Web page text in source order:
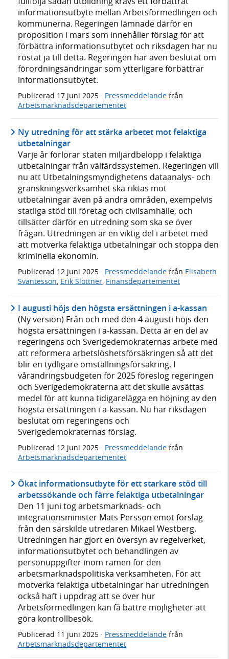
informationsutbyte mellan Arbetsförmedlingen och
kommunerna. Regeringen lämnade därför en
proposition i mars som innehåller förslag för att
förbättra informationsutbytet och riksdagen har nu
röstat ja till detta. Regeringen har även beslutat om
förordningsändringar som ytterligare förbättrar
informationsutbytet.
Publicerad 17 juni 2025 · Pressmeddelande från
Arbetsmarknadsdepartementet
Ny utredning för att stärka arbetet mot felaktiga
utbetalningar
Varje år förlorar staten miljardbelopp i felaktiga
utbetalningar från välfärdssystemen. Regeringen vill
nu att Utbetalningsmyndighetens dataanalys- och
granskningsverksamhet ska riktas mot
utbetalningar även på andra områden, exempelvis
statliga stöd till företag och civilsamhälle, och
tillsätter därför en utredning som ska se över
frågan. Utredningen är en viktig del i arbetet med
att motverka felaktiga utbetalningar och stoppa den
kriminella ekonomin.
Publicerad 12 juni 2025 · Pressmeddelande från Elisabeth
Svantesson, Erik Slottner, Finansdepartementet
I augusti höjs den högsta ersättningen i a-kassan
(Ny version) Från och med den 4 augusti höjs den
högsta ersättningen i a-kassan. Detta är en del av
regeringens och Sverigedemokraternas arbete med
att reformera arbetslöshetsförsäkringen så att det
blir en tydligare omställningsförsäkring. I
vårändringsbudgeten för 2025 föreslog regeringen
och Sverigedemokraterna att det skulle avsättas
medel för att kunna tidigarelägga en höjning av den
högsta ersättningen i a-kassan. Nu har riksdagen
beslutat om regeringens och
Sverigedemokraternas förslag.
Publicerad 12 juni 2025 · Pressmeddelande från
Arbetsmarknadsdepartementet
Ökat informationsutbyte för ett starkare stöd till
arbetssökande och färre felaktiga utbetalningar
Den 11 juni tog arbetsmarknads- och
integrationsminister Mats Persson emot förslag
från den särskilde utredaren Mikael Westberg.
Utredningen har gjort en översyn av regelverket,
informationsutbytet och behandlingen av
personuppgifter inom ramen för den
arbetsmarknadspolitiska verksamheten. För att
motverka felaktiga utbetalningar har utredningen
också haft i uppdrag att se över hur
Arbetsförmedlingen kan få bättre möjligheter att
göra kontrollbesök.
Publicerad 11 juni 2025 · Pressmeddelande från
Arbetsmarknadsdepartementet